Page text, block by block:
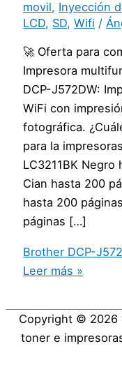
movil, Inyección
LCD, SD,Wifi /
🚀 Oferta para
Impresora
DCP-J572DW:
WiFi con
fotográfica.
para la
LC3211BK Negro
Cian hasta 200
hasta 200
páginas […]
Brother DCP-
Leer más »
Copyright © 2026
toner e